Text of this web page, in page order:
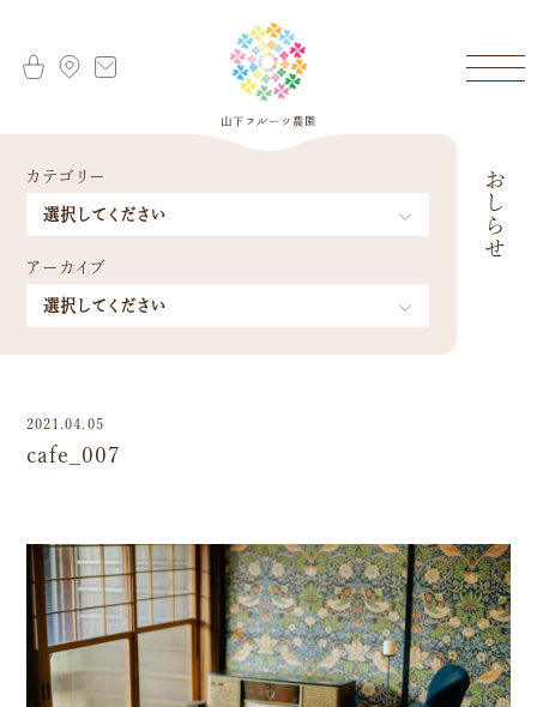
おしらせ
カテゴリー
アーカイブ
2021.04.05
cafe_007